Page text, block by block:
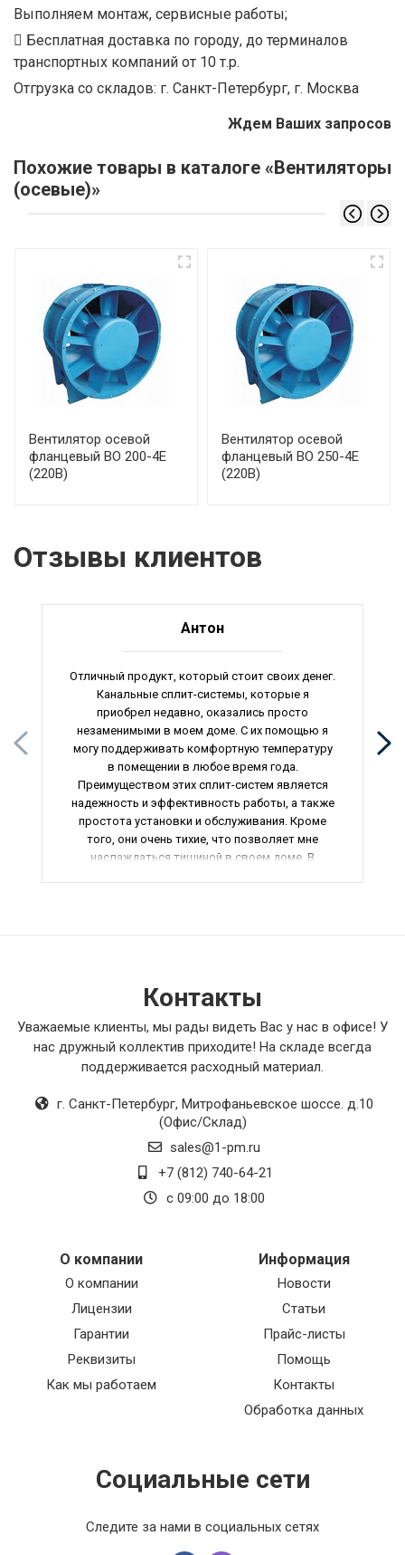
Выполняем монтаж, сервисные работы;
Бесплатная доставка по городу, до терминалов
транспортных компаний от 10 т.р.
Отгрузка со складов: г. Санкт-Петербург, г. Москва
Ждем Ваших запросов
Похожие товары в каталоге «Вентиляторы
(осевые)»
Вентилятор осевой
фланцевый ВО 200-4Е
(220В)
Вентилятор осевой
фланцевый ВО 250-4Е
(220В)
Отзывы клиентов
Антон
Отличный продукт, который стоит своих денег.
Канальные сплит-системы, которые я
приобрел недавно, оказались просто
незаменимыми в моем доме. С их помощью я
могу поддерживать комфортную температуру
в помещении в любое время года.
Преимуществом этих сплит-систем является
надежность и эффективность работы, а также
простота установки и обслуживания. Кроме
того, они очень тихие, что позволяет мне
наслаждаться тишиной в своем доме. В
Контакты
Уважаемые клиенты, мы рады видеть Вас у нас в офисе! У
нас дружный коллектив приходите! На складе всегда
поддерживается расходный материал.
г. Санкт-Петербург, Митрофаньевское шоссе. д.10
(Офис/Склад)
sales@1-pm.ru
+7 (812) 740-64-21
с 09:00 до 18:00
О компании
О компании
Лицензии
Гарантии
Реквизиты
Как мы работаем
Информация
Новости
Статьи
Прайс-листы
Помощь
Контакты
Обработка данных
Социальные сети
Следите за нами в социальных сетях